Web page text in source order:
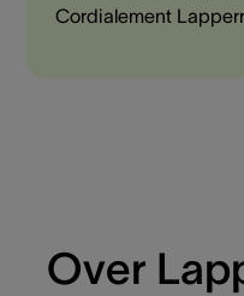
Cordialement
Over